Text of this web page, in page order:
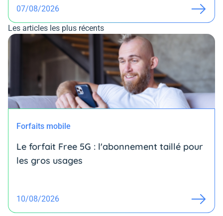
07/08/2026
Les articles les plus récents
Forfaits mobile
Le forfait Free 5G : l'abonnement taillé pour
les gros usages
10/08/2026